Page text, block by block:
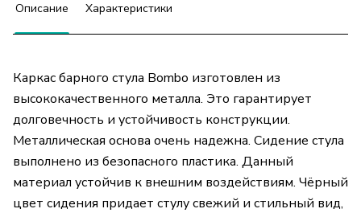
Описание Характеристики
Каркас барного стула Bombo изготовлен из
высококачественного металла. Это гарантирует
долговечность и устойчивость конструкции.
Металлическая основа очень надежна. Сидение стула
выполнено из безопасного пластика. Данный
материал устойчив к внешним воздействиям. Чёрный
цвет сидения придает стулу свежий и стильный вид,